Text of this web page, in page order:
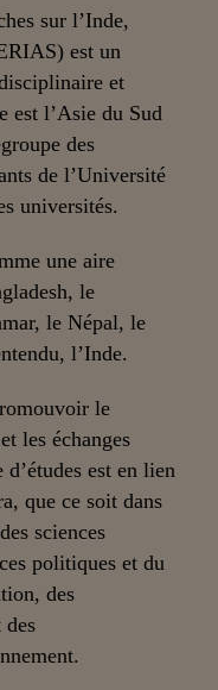
sur l’Inde,
est un
et
est l’Asie du Sud
des
de l’Université
universités.
une aire
le
le Népal, le
l’Inde.
le
les échanges
est en lien
que ce soit dans
sciences
politiques et du
des
des